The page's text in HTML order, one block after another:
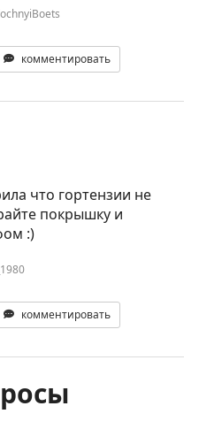
комментировать
что гортензии не
покрышку и
:)
комментировать